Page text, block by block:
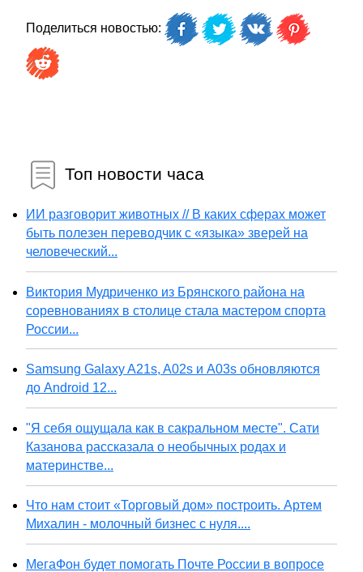
Поделиться новостью:
Топ новости часа
ИИ разговорит животных // В каких сферах может
быть полезен переводчик с «языка» зверей на
человеческий...
Виктория Мудриченко из Брянского района на
соревнованиях в столице стала мастером спорта
России...
Samsung Galaxy A21s, A02s и A03s обновляются
до Android 12...
"Я себя ощущала как в сакральном месте". Сати
Казанова рассказала о необычных родах и
материнстве...
Что нам стоит «Торговый дом» построить. Артем
Михалин - молочный бизнес с нуля....
МегаФон будет помогать Почте России в вопросе